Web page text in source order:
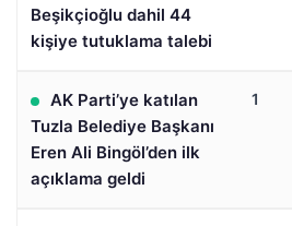
Beşikçioğlu dahil 44
kişiye tutuklama talebi
AK Parti’ye katılan
Tuzla Belediye Başkanı
Eren Ali Bingöl’den ilk
açıklama geldi
1